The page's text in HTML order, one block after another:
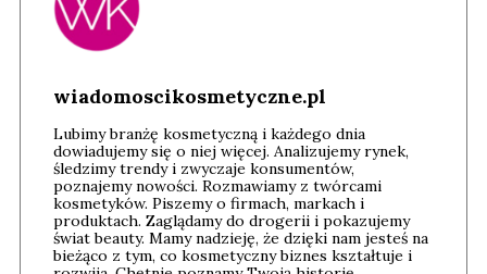
wiadomoscikosmetyczne.pl
Lubimy branżę kosmetyczną i każdego dnia
dowiadujemy się o niej więcej. Analizujemy rynek,
śledzimy trendy i zwyczaje konsumentów,
poznajemy nowości. Rozmawiamy z twórcami
kosmetyków. Piszemy o firmach, markach i
produktach. Zaglądamy do drogerii i pokazujemy
świat beauty. Mamy nadzieję, że dzięki nam jesteś na
bieżąco z tym, co kosmetyczny biznes kształtuje i